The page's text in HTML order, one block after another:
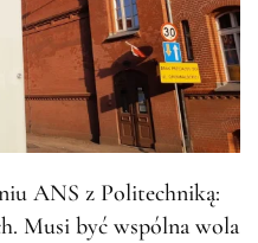
ANS z Politechniką:
Musi być wspólna wola